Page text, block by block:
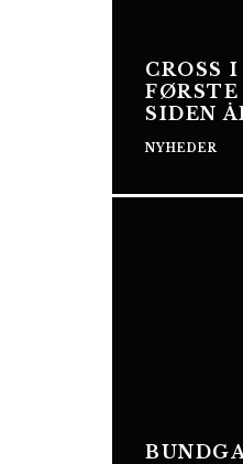
CROSS
SIDEN
NYHEDER